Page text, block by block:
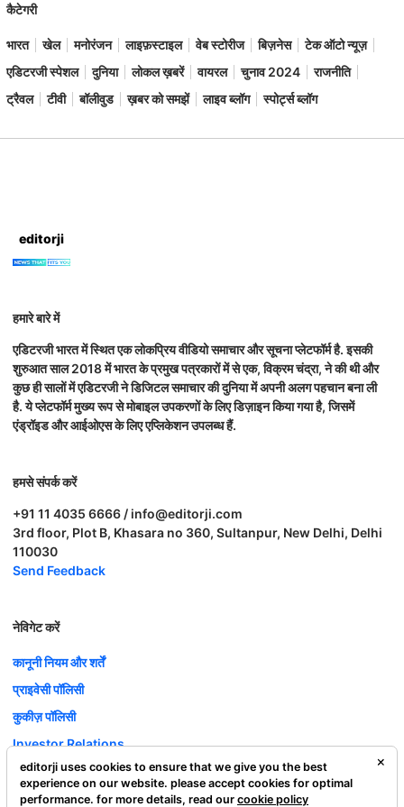
कैटेगरी
भारत खेल मनोरंजन लाइफ़स्टाइल वेब स्टोरीज बिज़नेस
टेक ऑटो न्यूज़
एडिटरजी स्पेशल
दुनिया लोकल ख़बरें वायरल चुनाव 2024
राजनीति
ट्रैवल
टीवी बॉलीवुड ख़बर को समझें लाइव ब्लॉग स्पोर्ट्स ब्लॉग
editorji
हमारे बारे में
एडिटरजी भारत में स्थित एक लोकप्रिय वीडियो समाचार और सूचना प्लेटफॉर्म है. इसकी
शुरुआत साल 2018 में भारत के प्रमुख पत्रकारों में से एक, विक्रम चंद्रा, ने की थी और
कुछ ही सालों में एडिटरजी ने डिजिटल समाचार की दुनिया में अपनी अलग पहचान बना ली
है. ये प्लेटफॉर्म मुख्य रूप से मोबाइल उपकरणों के लिए डिज़ाइन किया गया है, जिसमें
एंड्रॉइड और आईओएस के लिए एप्लिकेशन उपलब्ध हैं.
हमसे संपर्क करें
+91 11 4035 6666 / info@editorji.com
3rd floor, Plot B, Khasara no 360, Sultanpur, New Delhi, Delhi
110030
Send Feedback
नेविगेट करें
कानूनी नियम और शर्तें
प्राइवेसी पॉलिसी
कुकीज़ पॉलिसी
Investor Relations
करियर
Complaint Redressal
editorji uses cookies to ensure that we give you the best
experience on our website. please accept cookies for optimal
performance. for more details, read our cookie policy